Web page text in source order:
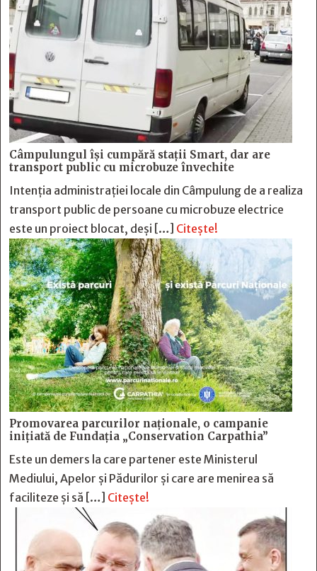
Câmpulungul îşi cumpără staţii Smart, dar are
transport public cu microbuze învechite
Intenția administrației locale din Câmpulung de a realiza
transport public de persoane cu microbuze electrice
este un proiect blocat, deși […] Citește!
Promovarea parcurilor naționale, o campanie
inițiată de Fundația „Conservation Carpathia”
Este un demers la care partener este Ministerul
Mediului, Apelor și Pădurilor și care are menirea să
faciliteze și să […] Citește!